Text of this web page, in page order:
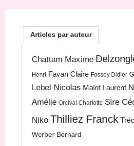
Articles par auteur
Chattam Maxime
Henri Favan Claire Fossey Didier
Lebel Nicolas Malot Laurent
Amélie Orcival Charlotte Sire
Niko Thilliez Franck
Werber Bernard